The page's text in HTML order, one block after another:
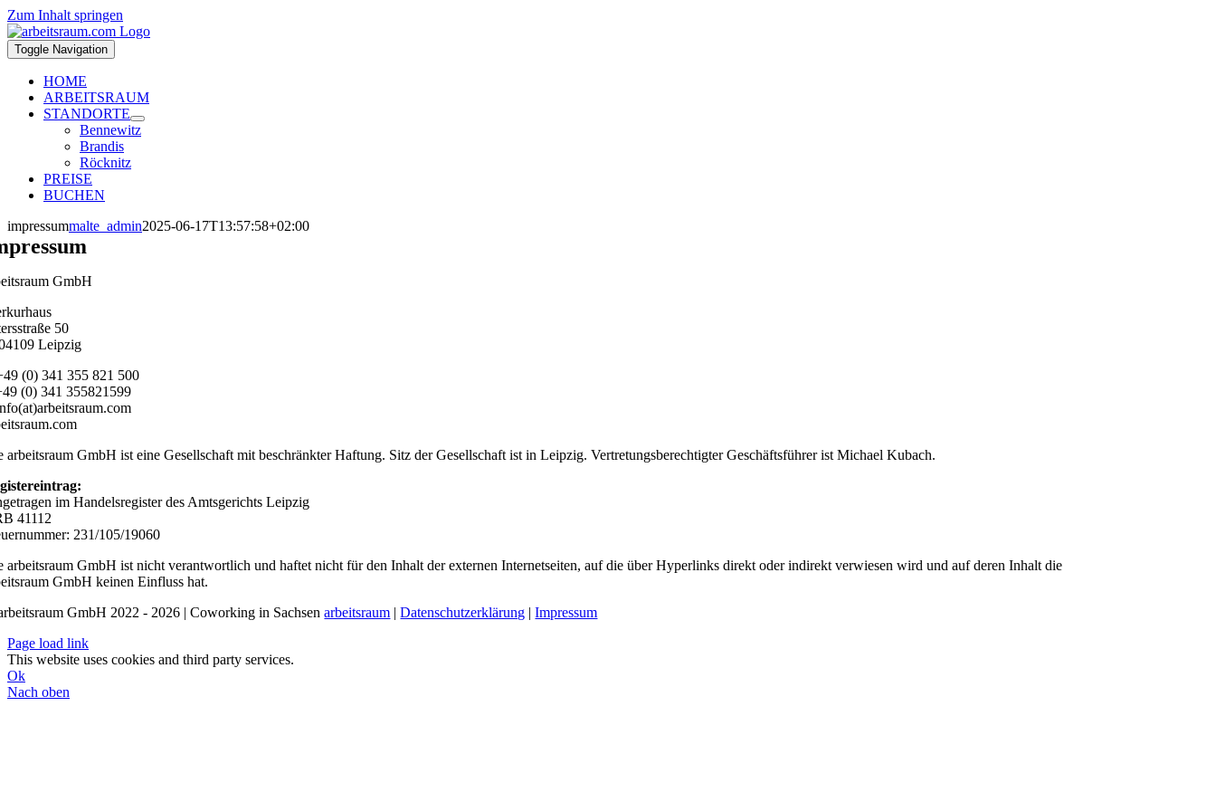
Zum Inhalt springen
Toggle Navigation
HOME
ARBEITSRAUM
STANDORTE
Bennewitz
Brandis
Röcknitz
PREISE
BUCHEN
impressummalte_admin2025-06-17T13:57:58+02:00
GmbH
50
Leipzig
(0) 341 355 821 500
(0) 341 355821599
arbeitsraum GmbH ist eine Gesellschaft mit beschränkter Haftung. Sitz der Gesellschaft ist in Leipzig. Vertretungsberechtigter Geschäftsführer ist Michael Kubach.
im Handelsregister des Amtsgerichts Leipzig
41112
231/105/19060
arbeitsraum GmbH ist nicht verantwortlich und haftet nicht für den Inhalt der externen Internetseiten, auf die über Hyperlinks direkt oder indirekt verwiesen wird und auf deren Inhalt die
GmbH keinen Einfluss hat.
GmbH 2022 - 2026 | Coworking in Sachsenarbeitsraum |Datenschutzerklärung |Impressum
Page load link
This website uses cookies and third party services.
Ok
Nach oben